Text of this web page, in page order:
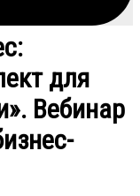
для
Вебинар